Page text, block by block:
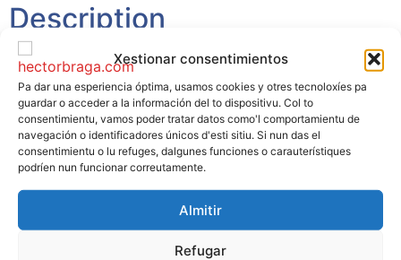
Xestionar consentimientos
Pa dar una esperiencia óptima, usamos cookies y otres tecnoloxíes pa
guardar o acceder a la información del to dispositivu. Col to
consentimientu, vamos poder tratar datos como'l comportamientu de
navegación o identificadores únicos d'esti sitiu. Si nun das el
consentimientu o lu refuges, dalgunes funciones o carauterístiques
podríen nun funcionar correutamente.
Almitir
Refugar
Description
1 tema
Idioma:Castellano
Duración:4,06
Reviews